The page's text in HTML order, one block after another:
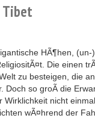
Tibet
HÃ¶hen,
Die einen
zu besteigen, die
Doch so groÃ die
Wirklichkeit nicht
wÃ¤hrend der